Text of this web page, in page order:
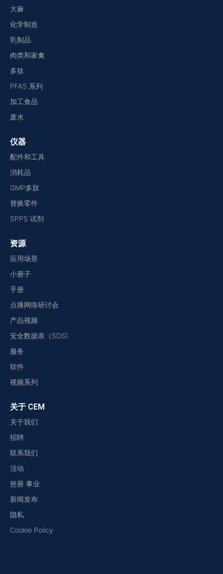
大麻
化学制造
乳制品
肉类和家禽
多肽
PFAS 系列
加工食品
废水
仪器
配件和工具
消耗品
GMP多肽
替换零件
SPPS 试剂
资源
应用场景
小册子
手册
点播网络研讨会
产品视频
安全数据表（SDS)
服务
软件
视频系列
关于 CEM
关于我们
招聘
联系我们
活动
慈善 事业
新闻发布
隐私
Cookie Policy